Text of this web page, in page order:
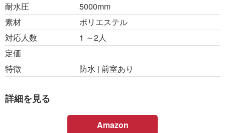
耐水圧
5000mm
素材
ポリエステル
対応人数
1 ～2人
定価
特徴
防水 | 前室あり
詳細を見る
Amazon